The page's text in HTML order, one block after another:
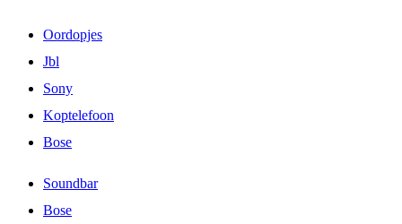
Oordopjes
Jbl
Sony
Koptelefoon
Bose
Soundbar
Bose